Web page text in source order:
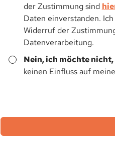
der Zustimmung sind
Daten einverstanden.
Widerruf der
Datenverarbeitung.
Nein, ich möchte
keinen Einfluss auf